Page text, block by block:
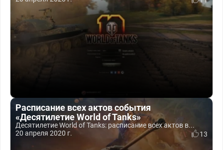
Расписание всех актов события
«Десятилетие World of Tanks»
Десятилетие World of Tanks: расписание всех актов в...
20 апреля 2020 г.
13